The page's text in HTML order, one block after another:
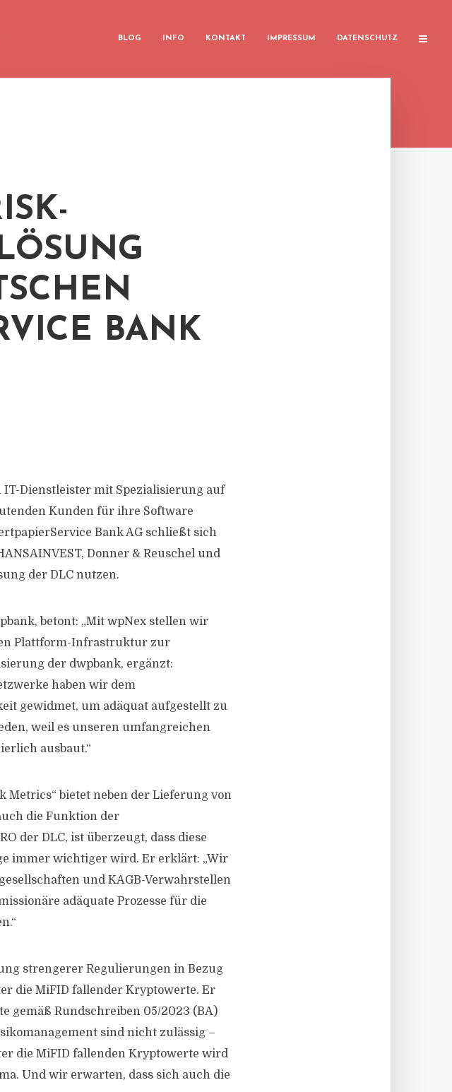
BLOG INFO KONTAKT IMPRESSUM DATENSCHUTZ
BANK
IT-Dienstleister mit Spezialisierung auf
Kunden für ihre Software
Bank AG schließt sich
Donner & Reuschel und
der DLC nutzen.
betont: „Mit wpNex stellen wir
Plattform-Infrastruktur zur
der dwpbank, ergänzt:
haben wir dem
gewidmet, um adäquat aufgestellt zu
weil es unseren umfangreichen
ausbaut.“
Metrics“ bietet neben der Lieferung von
die Funktion der
der DLC, ist überzeugt, dass diese
immer wichtiger wird. Er erklärt: „Wir
und KAGB-Verwahrstellen
adäquate Prozesse für die
strengerer Regulierungen in Bezug
die MiFID fallender Kryptowerte. Er
gemäß Rundschreiben 05/2023 (BA)
sind nicht zulässig –
die MiFID fallenden Kryptowerte wird
Und wir erwarten, dass sich auch die